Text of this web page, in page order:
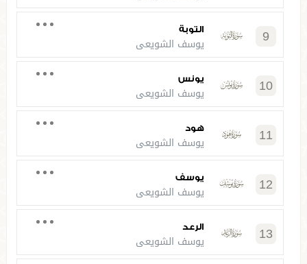
9 التوبة
يوسف الشويعي
10 يونس
يوسف الشويعي
11 هود
يوسف الشويعي
12 يوسف
يوسف الشويعي
13 الرعد
يوسف الشويعي